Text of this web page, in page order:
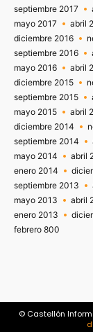
septiembre 2017
mayo 2017
abril
diciembre 2016
septiembre 2016
mayo 2016
abril
diciembre 2015
septiembre 2015
mayo 2015
abril
diciembre 2014
septiembre 2014
mayo 2014
abril
enero 2014
septiembre 2013
mayo 2013
abril
enero 2013
febrero 800
© Castellón